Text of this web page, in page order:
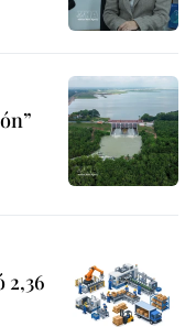
2,36